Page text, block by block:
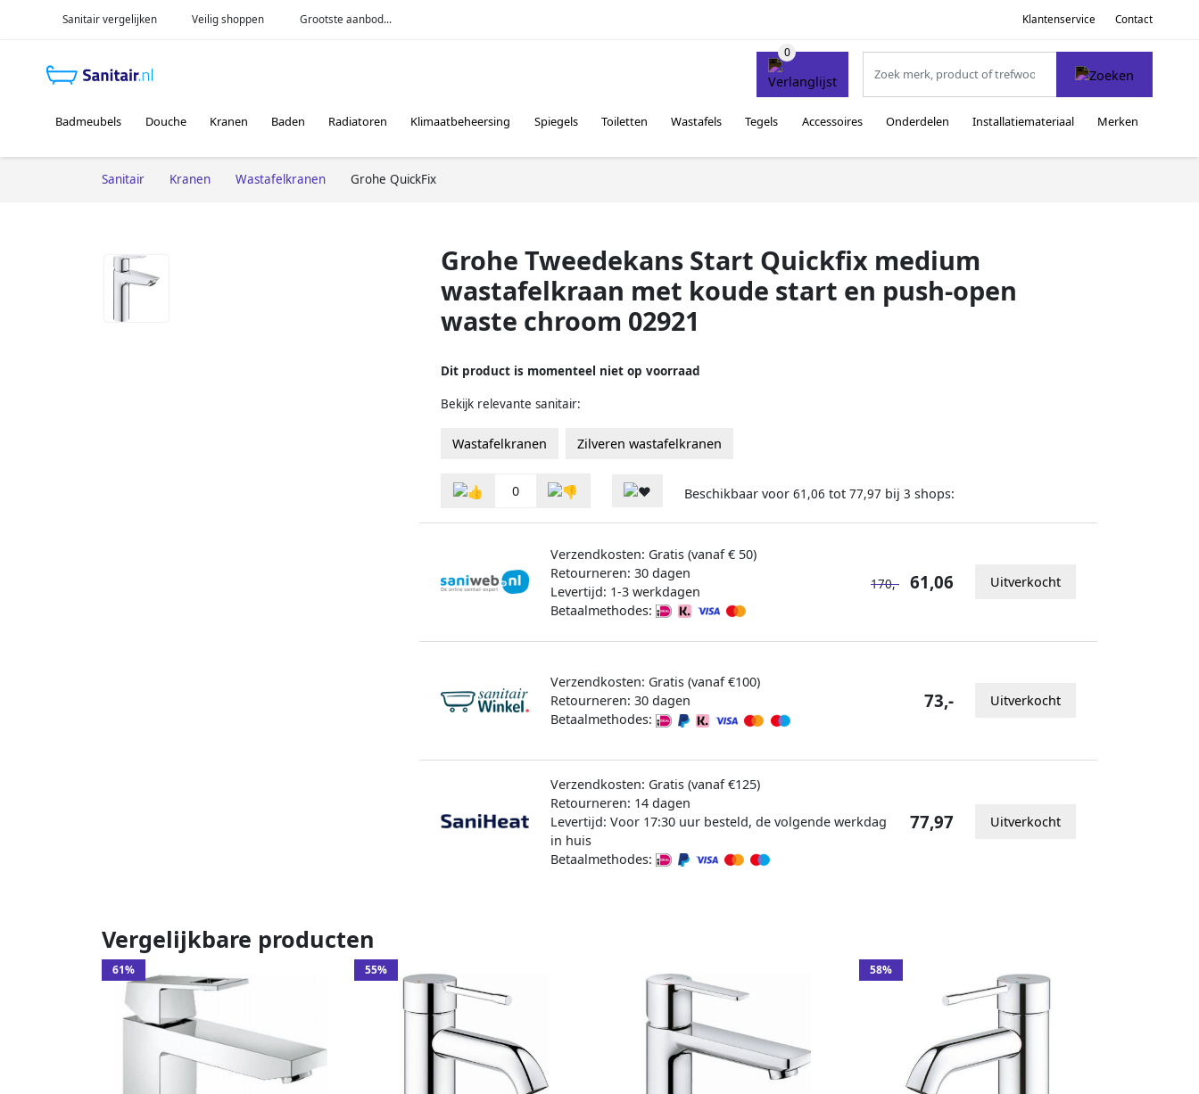
Sanitair vergelijken Veilig shoppen Grootste aanbod... Klantenservice Contact
Badmeubels Douche Kranen Baden Radiatoren Klimaatbeheersing Spiegels Toiletten Wastafels Tegels Accessoires Onderdelen Installatiemateriaal Merken
Sanitair Kranen Wastafelkranen Grohe QuickFix
Grohe Tweedekans Start Quickfix medium
wastafelkraan met koude start en push-open
waste chroom 02921
Dit product is momenteel niet op voorraad
Bekijk relevante sanitair:
Wastafelkranen Zilveren wastafelkranen
0 Beschikbaar voor 61,06 tot 77,97 bij 3 shops:
Verzendkosten: Gratis (vanaf € 50)
Retourneren: 30 dagen
Levertijd: 1-3 werkdagen
Betaalmethodes:
170,- 61,06 Uitverkocht
Verzendkosten: Gratis (vanaf €100)
Retourneren: 30 dagen
Betaalmethodes:
73,- Uitverkocht
Verzendkosten: Gratis (vanaf €125)
Retourneren: 14 dagen
Levertijd: Voor 17:30 uur besteld, de volgende werkdag
in huis
Betaalmethodes:
77,97 Uitverkocht
Vergelijkbare producten
61% 55% 58%